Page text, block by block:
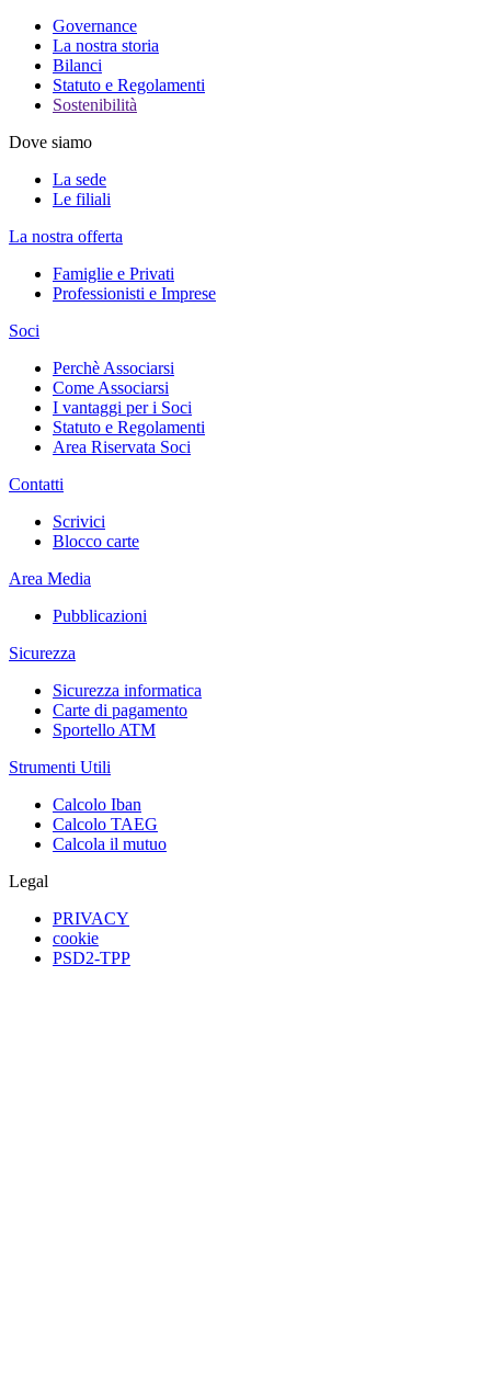
Governance
La nostra storia
Bilanci
Statuto e Regolamenti
Sostenibilità
Dove siamo
La sede
Le filiali
La nostra offerta
Famiglie e Privati
Professionisti e Imprese
Soci
Perchè Associarsi
Come Associarsi
I vantaggi per i Soci
Statuto e Regolamenti
Area Riservata Soci
Contatti
Scrivici
Blocco carte
Area Media
Pubblicazioni
Sicurezza
Sicurezza informatica
Carte di pagamento
Sportello ATM
Strumenti Utili
Calcolo Iban
Calcolo TAEG
Calcola il mutuo
Legal
PRIVACY
cookie
PSD2-TPP